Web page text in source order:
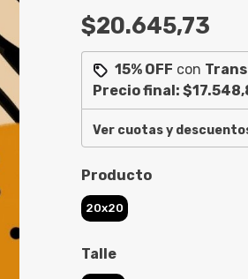
$20.645,73
15% OFF con
Precio final:
Ver cuotas y
Producto
20x20
Talle